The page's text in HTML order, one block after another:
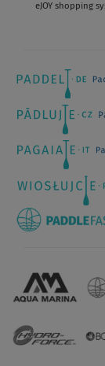
eJOY shopping